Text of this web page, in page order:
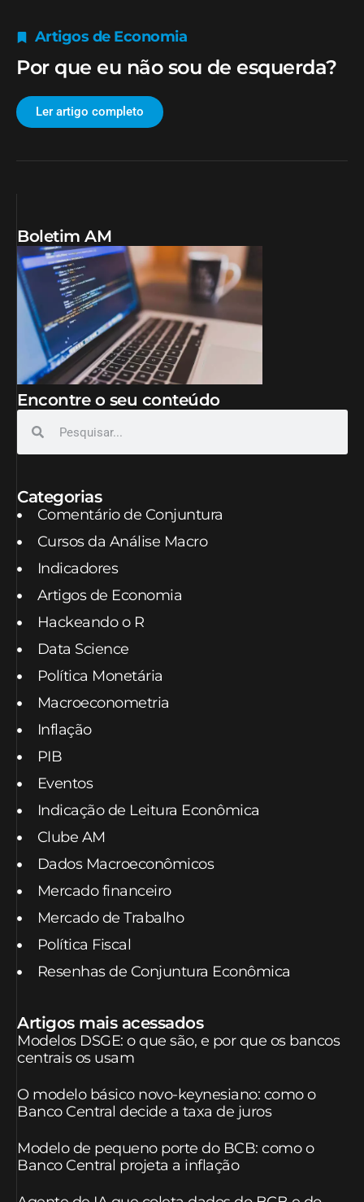
Artigos de Economia
Por que eu não sou de esquerda?
Ler artigo completo
Boletim AM
Encontre o seu conteúdo
Categorias
Comentário de Conjuntura
Cursos da Análise Macro
Indicadores
Artigos de Economia
Hackeando o R
Data Science
Política Monetária
Macroeconometria
Inflação
PIB
Eventos
Indicação de Leitura Econômica
Clube AM
Dados Macroeconômicos
Mercado financeiro
Mercado de Trabalho
Política Fiscal
Resenhas de Conjuntura Econômica
Artigos mais acessados
Modelos DSGE: o que são, e por que os bancos
centrais os usam
O modelo básico novo-keynesiano: como o
Banco Central decide a taxa de juros
Modelo de pequeno porte do BCB: como o
Banco Central projeta a inflação